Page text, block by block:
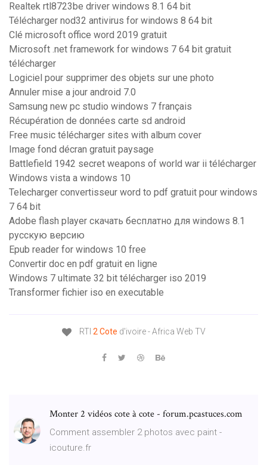
Realtek rtl8723be driver windows 8.1 64 bit
Télécharger nod32 antivirus for windows 8 64 bit
Clé microsoft office word 2019 gratuit
Microsoft .net framework for windows 7 64 bit gratuit
télécharger
Logiciel pour supprimer des objets sur une photo
Annuler mise a jour android 7.0
Samsung new pc studio windows 7 français
Récupération de données carte sd android
Free music télécharger sites with album cover
Image fond décran gratuit paysage
Battlefield 1942 secret weapons of world war ii télécharger
Windows vista a windows 10
Telecharger convertisseur word to pdf gratuit pour windows
7 64 bit
Adobe flash player скачать бесплатно для windows 8.1
русскую версию
Epub reader for windows 10 free
Convertir doc en pdf gratuit en ligne
Windows 7 ultimate 32 bit télécharger iso 2019
Transformer fichier iso en executable
RTI 2 Cote d'ivoire - Africa Web TV
Monter 2 vidéos cote à cote - forum.pcastuces.com
Comment assembler 2 photos avec paint -
icouture.fr